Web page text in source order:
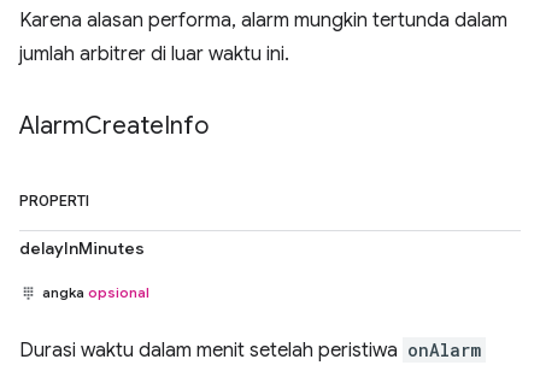
Karena alasan performa, alarm mungkin tertunda dalam
jumlah arbitrer di luar waktu ini.
AlarmCreateInfo
PROPERTI
delayInMinutes
angka opsional
Durasi waktu dalam menit setelah peristiwa onAlarm